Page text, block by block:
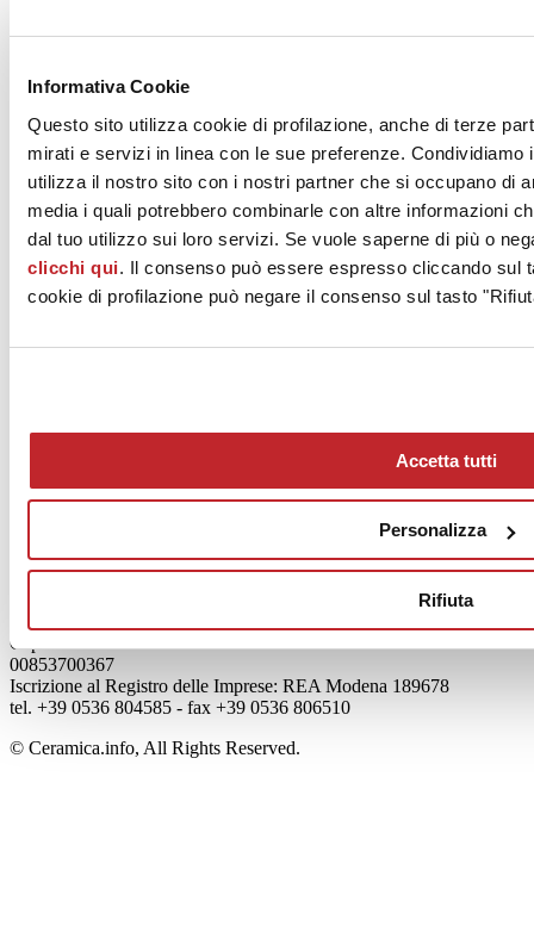
Informativa Cookie
Questo sito utilizza cookie di profilazione, anche di terze
mirati e servizi in linea con le sue preferenze.
utilizza il nostro sito con i nostri partner che si occupano di
media i quali potrebbero combinarle con altre informazioni
dal tuo utilizzo sui loro servizi. Se vuole saperne di più o
clicchi qui. Il consenso può essere espresso cliccando sul
cookie di profilazione può negare il consenso sul tasto
Accetta tutti
Personalizza
Rifiuta
Vedi i progetti Vedi i prodotti
Articoli
Mog 231/01
Credits
Capitale Sociale: 2.500.000 euro - Codice fiscale e P.IVA
00853700367
Iscrizione al Registro delle Imprese: REA Modena 189678
tel. +39 0536 804585 - fax +39 0536 806510
© Ceramica.info, All Rights Reserved.